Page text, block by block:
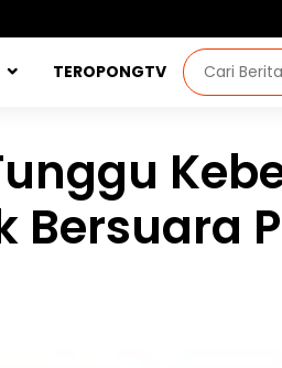
TEROPONGTV
Bersuara